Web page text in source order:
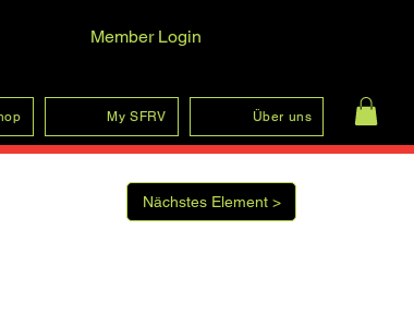
Anmelden
Member Login
My SFRV Über uns
Nächstes Element >